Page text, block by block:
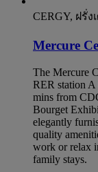
CERGY, ฝรั่ง
Mercure
The Mercure
RER station A
mins from
Bourget
elegantly
quality
work or relax
family stays.